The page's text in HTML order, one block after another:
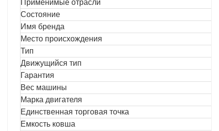
Применимые отрасли
Состояние
Имя бренда
Место происхождения
Тип
Движущийся тип
Гарантия
Вес машины
Марка двигателя
Единственная торговая точка
Емкость ковша